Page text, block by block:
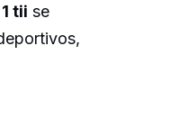
tii se